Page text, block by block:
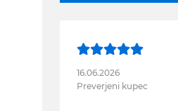
16.06.2026
Preverjeni kupec